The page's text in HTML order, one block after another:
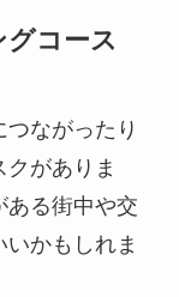
コース
ながったり
がありま
ある街中や交
かもしれま